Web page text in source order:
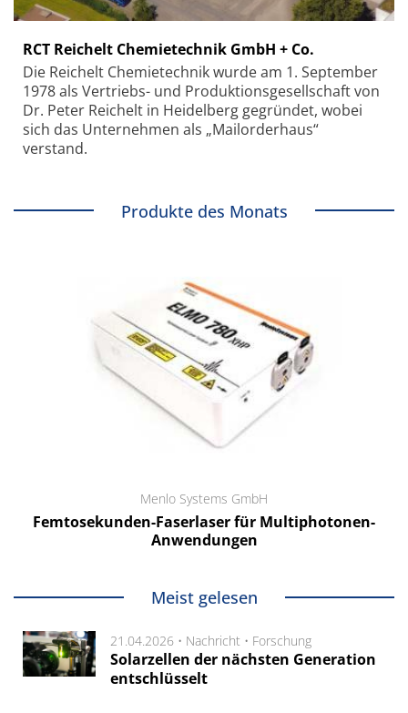
RCT Reichelt Chemietechnik GmbH + Co.
Die Reichelt Chemietechnik wurde am 1. September
1978 als Vertriebs- und Produktionsgesellschaft von
Dr. Peter Reichelt in Heidelberg gegründet, wobei
sich das Unternehmen als „Mailorderhaus“
verstand.
Produkte des Monats
Menlo Systems GmbH
Femtosekunden-Faserlaser für Multiphotonen-
Anwendungen
Meist gelesen
21.04.2026 • Nachricht • Forschung
Solarzellen der nächsten Generation
entschlüsselt